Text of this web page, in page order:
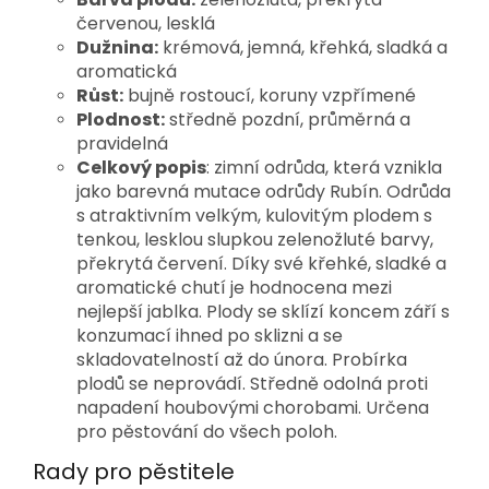
červenou, lesklá
Dužnina: krémová, jemná, křehká, sladká a
aromatická
Růst: bujně rostoucí, koruny vzpřímené
Plodnost:středně pozdní, průměrná a
pravidelná
Celkový popis: zimní odrůda, která vznikla
jako barevná mutace odrůdy Rubín. Odrůda
s atraktivním velkým, kulovitým plodem s
tenkou, lesklou slupkou zelenožluté barvy,
překrytá červení. Díky své křehké, sladké a
aromatické chutí je hodnocena mezi
nejlepší jablka. Plody se sklízí koncem září s
konzumací ihned po sklizni a se
skladovatelností až do února. Probírka
plodů se neprovádí. Středně odolná proti
napadení houbovými chorobami. Určena
pro pěstování do všech poloh.
Rady pro pěstitele